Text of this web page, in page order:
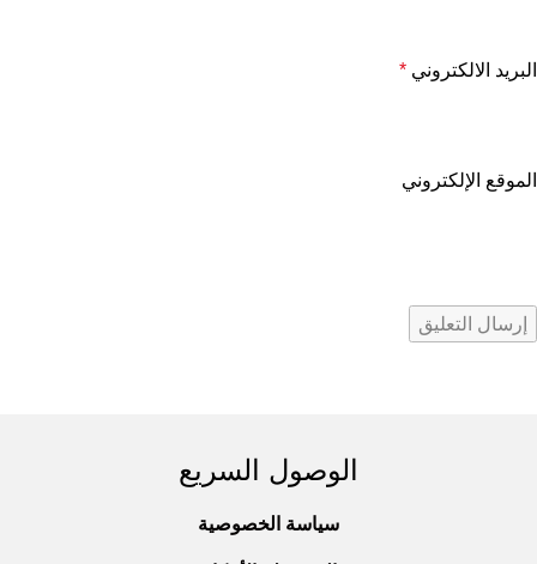
البريد الالكتروني *
الموقع الإلكتروني
الوصول السريع
سياسة الخصوصية